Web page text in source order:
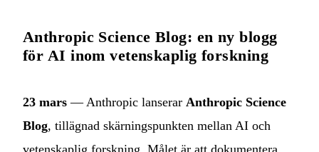
Anthropic Science Blog: en ny blogg
för AI inom vetenskaplig forskning
23 mars — Anthropic lanserar Anthropic Science
Blog, tillägnad skärningspunkten mellan AI och
vetenskaplig forskning. Målet är att dokumentera